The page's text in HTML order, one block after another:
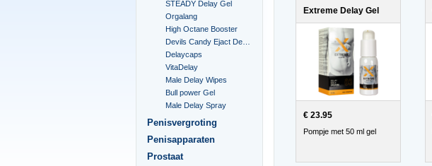
STEADY Delay Gel
Orgalang
High Octane Booster
Delaycaps
VitaDelay
Male Delay Wipes
Bull power Gel
Male Delay Spray
Penisvergroting
Penisapparaten
Prostaat
Extreme Delay Gel
€ 23.95
Pompje met 50 ml gel